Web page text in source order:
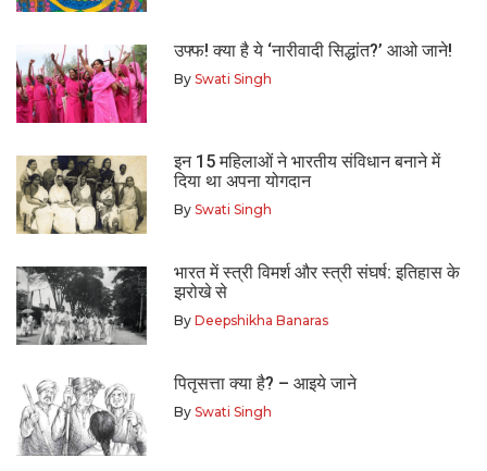
उफ्फ! क्या है ये ‘नारीवादी सिद्धांत?’ आओ जाने!
By Swati Singh
इन 15 महिलाओं ने भारतीय संविधान बनाने में
दिया था अपना योगदान
By Swati Singh
भारत में स्त्री विमर्श और स्त्री संघर्ष: इतिहास के
झरोखे से
By Deepshikha Banaras
पितृसत्ता क्या है? – आइये जाने
By Swati Singh